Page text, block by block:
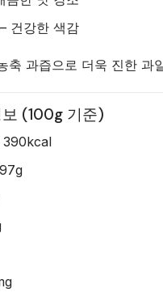
건강한 색감
축 과즙으로 더욱 진한 과
보 (100g 기준)
390kcal